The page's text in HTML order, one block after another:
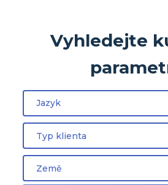
Vyhledejte
Jazyk
Typ klienta
Země